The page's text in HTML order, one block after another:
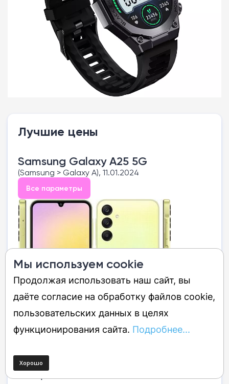
Лучшие цены
Samsung Galaxy A25 5G
(Samsung > Galaxy A), 11.01.2024
Все параметры
AMOLED, 5G, камерой 50 Мп с OIS и
батареей 5000 мАч.
Мы используем cookie
Продолжая использовать наш сайт, вы
даёте согласие на обработку файлов cookie,
пользовательских данных в целях
функционирования сайта. Подробнее...